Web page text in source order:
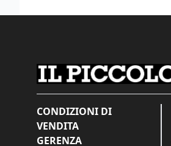
CONDIZIONI DI
VENDITA
GERENZA